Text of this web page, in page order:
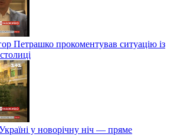
Петрашко прокоментував ситуацію із
у новорічну ніч — пряме